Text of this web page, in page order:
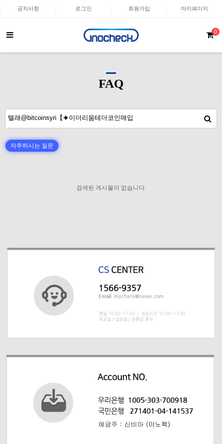
공지사항 로그인 회원가입 마이페이지
0
FAQ
자주하시는 질문
검색된 게시물이 없습니다.